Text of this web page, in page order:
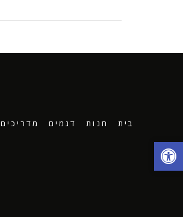
בית חנות דגמים מדריכים